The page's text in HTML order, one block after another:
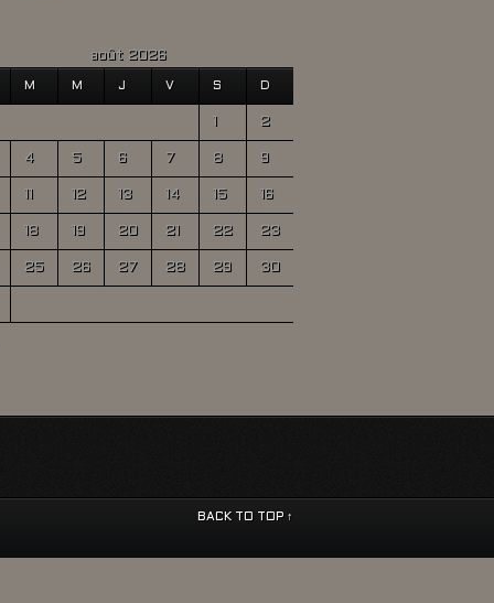
août 2026
M M J V S D
1 2
4 5 6 7 8 9
11 12 13 14 15 16
18 19 20 21 22 23
25 26 27 28 29 30
BACK TO TOP ↑